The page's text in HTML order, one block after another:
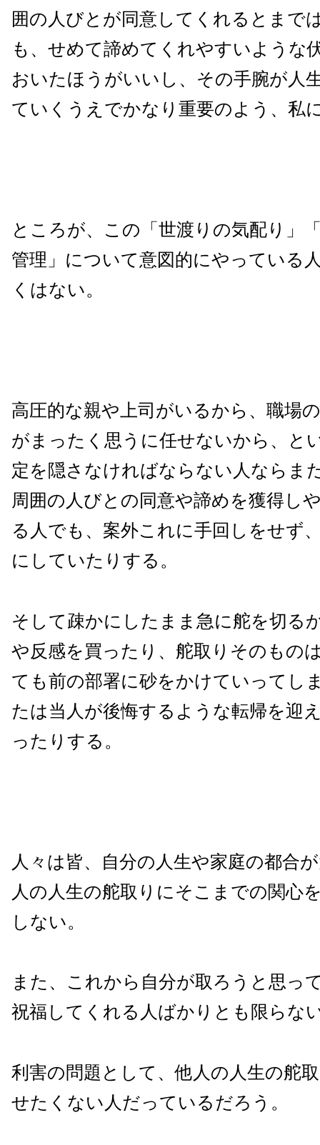
囲の人びとが同意してくれるとまで
も、せめて諦めてくれやすいような
おいたほうがいいし、その手腕が人
ていくうえでかなり重要のよう、私
ところが、この「世渡りの気配り」
管理」について意図的にやっている
くはない。
高圧的な親や上司がいるから、職場
がまったく思うに任せないから、と
定を隠さなければならない人ならま
周囲の人びとの同意や諦めを獲得し
る人でも、案外これに手回しをせず
にしていたりする。
そして疎かにしたまま急に舵を切る
や反感を買ったり、舵取りそのもの
ても前の部署に砂をかけていってし
たは当人が後悔するような転帰を迎
ったりする。
人々は皆、自分の人生や家庭の都合
人の人生の舵取りにそこまでの関心
しない。
また、これから自分が取ろうと思っ
祝福してくれる人ばかりとも限らな
利害の問題として、他人の人生の舵
せたくない人だっているだろう。